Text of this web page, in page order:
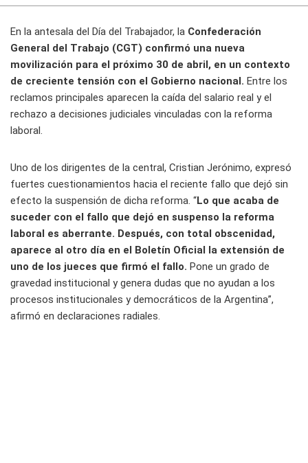
En la antesala del Día del Trabajador, la Confederación
General del Trabajo (CGT) confirmó una nueva
movilización para el próximo 30 de abril, en un contexto
de creciente tensión con el Gobierno nacional. Entre los
reclamos principales aparecen la caída del salario real y el
rechazo a decisiones judiciales vinculadas con la reforma
laboral.
Uno de los dirigentes de la central, Cristian Jerónimo, expresó
fuertes cuestionamientos hacia el reciente fallo que dejó sin
efecto la suspensión de dicha reforma. “Lo que acaba de
suceder con el fallo que dejó en suspenso la reforma
laboral es aberrante. Después, con total obscenidad,
aparece al otro día en el Boletín Oficial la extensión de
uno de los jueces que firmó el fallo. Pone un grado de
gravedad institucional y genera dudas que no ayudan a los
procesos institucionales y democráticos de la Argentina”,
afirmó en declaraciones radiales.